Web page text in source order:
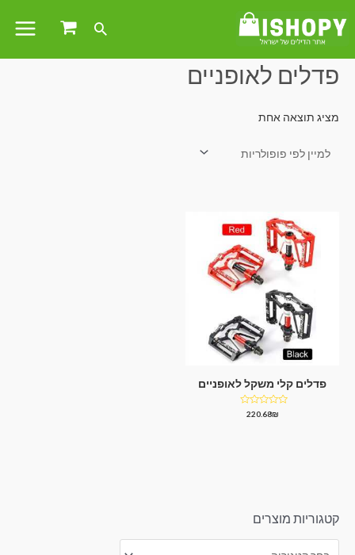
קטגוריות מוצרים
עמוד הבית/ מוצרים המתויגים “פדלים לאופניים”
פדלים לאופניים
מציג תוצאה אחת
פדלים קלי משקל לאופניים
דורג220.68₪